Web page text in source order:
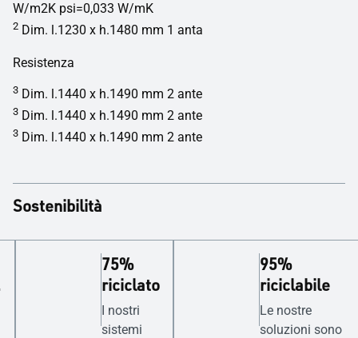
W/m2K psi=0,033 W/mK
2 Dim. l.1230 x h.1480 mm 1 anta
Resistenza
3 Dim. l.1440 x h.1490 mm 2 ante
3 Dim. l.1440 x h.1490 mm 2 ante
3 Dim. l.1440 x h.1490 mm 2 ante
Sostenibilità
75%
riciclato
I nostri
sistemi
95%
riciclabile
Le nostre
soluzioni sono